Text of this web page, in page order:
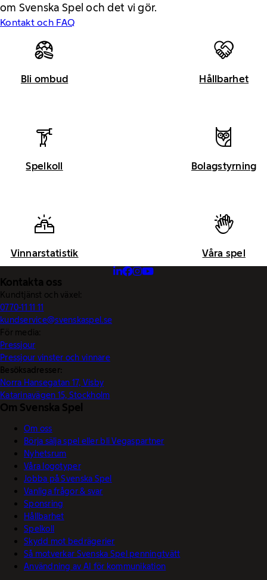
om Svenska Spel och det vi gör.
Kontakt och FAQ
Bli ombud Hållbarhet
Spelkoll Bolagstyrning
Vinnarstatistik Våra spel
Kontakta oss
Kundtjänst och växel:
0770-11 11 11
kundservice@svenskaspel.se
För media:
Pressjour
Pressjour vinster och vinnare
Besöksadresser:
Norra Hansegatan 17, Visby
Katarinavägen 15, Stockholm
Om Svenska Spel
Om oss
Börja sälja spel eller bli Vegaspartner
Nyhetsrum
Våra logotyper
Jobba på Svenska Spel
Vanliga frågor & svar
Sponsring
Hållbarhet
Spelkoll
Skydd mot bedrägerier
Så motverkar Svenska Spel penningtvätt
Användning av AI för kommunikation